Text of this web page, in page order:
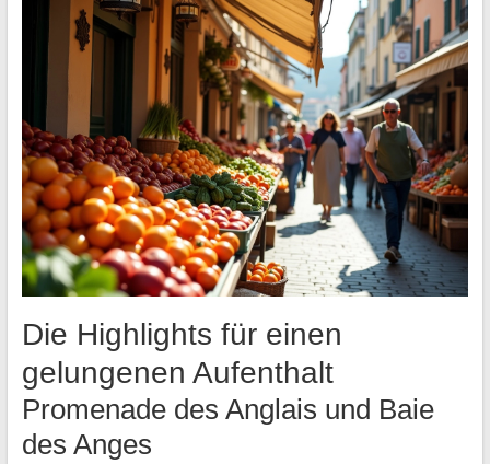
Die Highlights für einen
gelungenen Aufenthalt
Promenade des Anglais und Baie
des Anges